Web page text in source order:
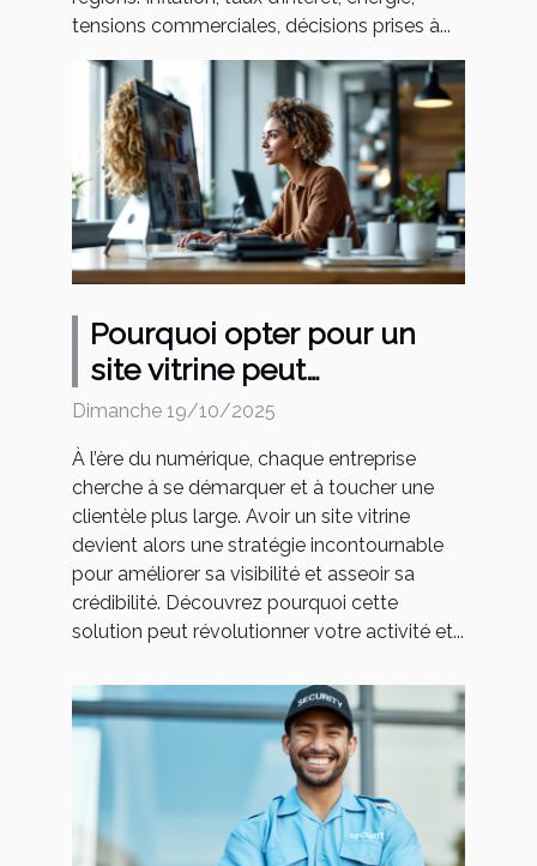
tensions commerciales, décisions prises à...
Pourquoi opter pour un
site vitrine peut
transformer votre
entreprise ?
Dimanche 19/10/2025
À l’ère du numérique, chaque entreprise
cherche à se démarquer et à toucher une
clientèle plus large. Avoir un site vitrine
devient alors une stratégie incontournable
pour améliorer sa visibilité et asseoir sa
crédibilité. Découvrez pourquoi cette
solution peut révolutionner votre activité et...